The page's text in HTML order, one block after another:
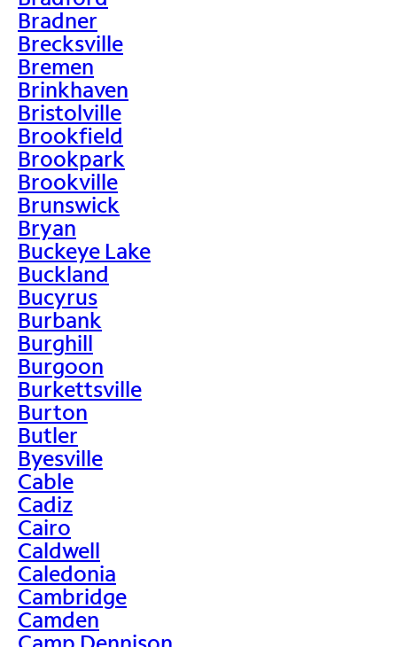
Bradner
Brecksville
Bremen
Brinkhaven
Bristolville
Brookfield
Brookpark
Brookville
Brunswick
Bryan
Buckeye Lake
Buckland
Bucyrus
Burbank
Burghill
Burgoon
Burkettsville
Burton
Butler
Byesville
Cable
Cadiz
Cairo
Caldwell
Caledonia
Cambridge
Camden